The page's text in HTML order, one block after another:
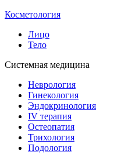
Косметология
Лицо
Тело
Системная медицина
Неврология
Гинекология
Эндокринология
IV терапия
Остеопатия
Трихология
Подология